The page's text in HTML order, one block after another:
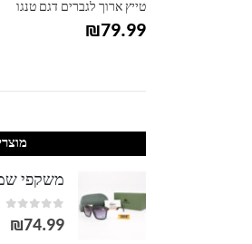
טייץ ארוך לגברים דגם טנגו
₪79.99
0
out of 5
₪74.99